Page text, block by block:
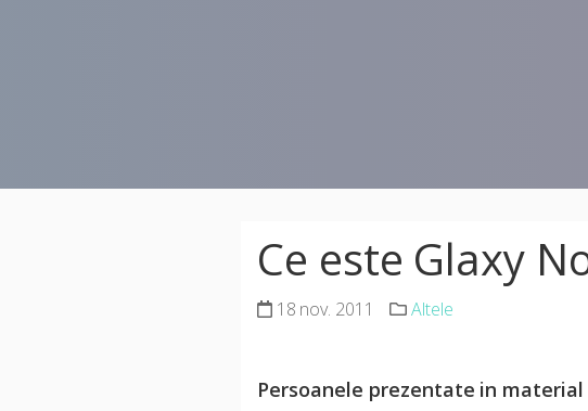
Ce este Glaxy
18 nov. 2011 Altele
Persoanele prezentate in